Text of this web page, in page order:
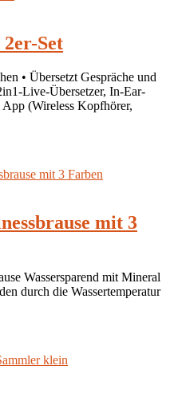
Set
• Übersetzt Gespräche und
Live-Übersetzer, In-Ear-
(Wireless Kopfhörer,
mit 3
Wassersparend mit Mineral
durch die Wassertemperatur